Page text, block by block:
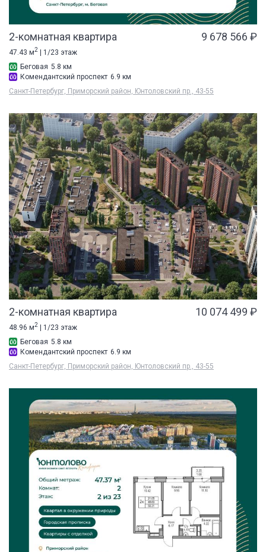
2-комнатная квартира 9 678 566 ₽
47.43 м2 | 1/23 этаж
Беговая 5.8 км
Комендантский проспект 6.9 км
Санкт-Петербург, Приморский район, Юнтоловский пр., 43-55
2-комнатная квартира 10 074 499 ₽
48.96 м2
| 1/23 этаж
Беговая 5.8 км
Комендантский проспект 6.9 км
Санкт-Петербург, Приморский район, Юнтоловский пр., 43-55